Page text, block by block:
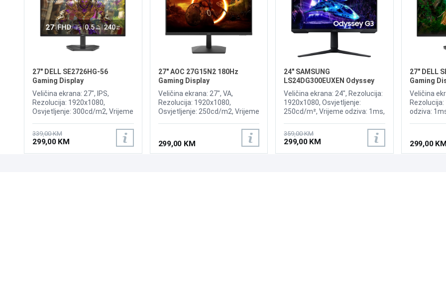
27" DELL SE2726HG-56
Gaming Display
Veličina ekrana: 27", IPS,
Rezolucija: 1920x1080,
Osvjetljenje: 300cd/m2, Vrijeme
Premium, Priključci: HDMI x2,
DisplayPort
339,00 KM
299,00 KM
27" AOC 27G15N2 180Hz
Gaming Display
Veličina ekrana: 27", VA,
Rezolucija: 1920x1080,
Osvjetljenje: 250cd/m2, Vrijeme
180Hz, Priključci: HDMI 2.0,
299,00 KM
24" SAMSUNG
LS24DG300EUXEN Odyssey
Gaming G30D 180Hz Display
Veličina ekrana: 24", Rezolucija:
1920x1080, Osvjetljenje:
250cd/m², Vrijeme odziva: 1ms,
Kontrast: 3.000:1, Priključci:
HDMI 2.0, DisplayPort 1.4, USB
Type-A, Ulaz za slušalice, Pivot
359,00 KM
299,00 KM
27" DELL
Gaming
Veličina
odziva:
cd/m2,
299,00 KM